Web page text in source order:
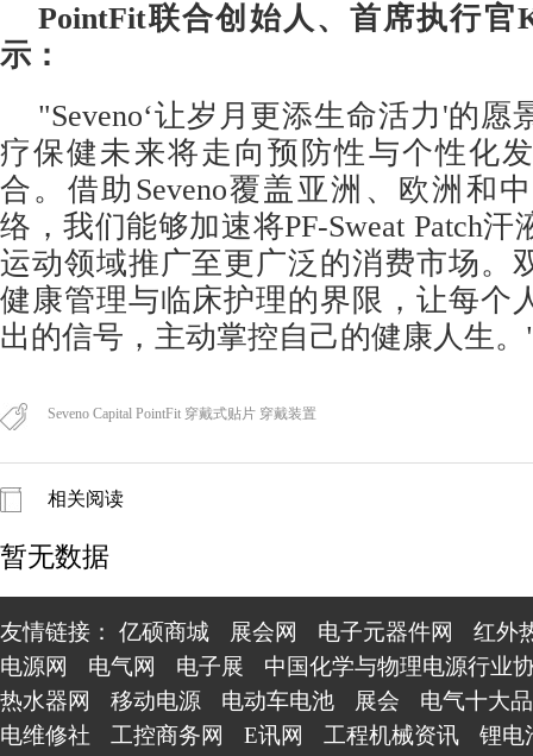
PointFit联合创始人、首席执行官
示：
"Seveno‘让岁月更添生命活力'的愿
疗保健未来将走向预防性与个性化
合。借助Seveno覆盖亚洲、欧洲和
络，我们能够加速将PF-Sweat Patch
运动领域推广至更广泛的消费市场。
健康管理与临床护理的界限，让每个
出的信号，主动掌控自己的健康人生
Seveno Capital PointFit 穿戴式贴片 穿戴装置
相关阅读
暂无数据
友情链接： 亿硕商城 展会网 电子元器件网
红外
电源网
电气网 电子展
中国化学与物理电源行业
热水器网
移动电源 电动车电池 展会
电气十大
电维修社
工控商务网 E讯网 工程机械资讯
锂电